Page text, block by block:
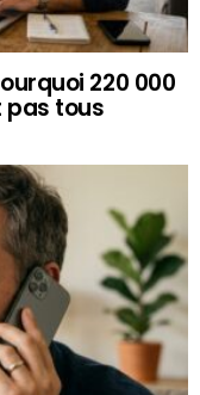
220 000
pas tous